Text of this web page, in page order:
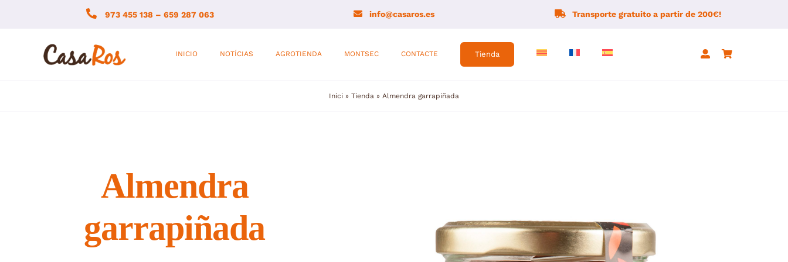
973 455 138 – 659 287 063 info@casaros.es Transporte gratuito a partir de 200€!
INICIO NOTÍCIAS AGROTIENDA MONTSEC CONTACTE Tienda
Inici » Tienda » Almendra garrapiñada
Almendra
garrapiñada